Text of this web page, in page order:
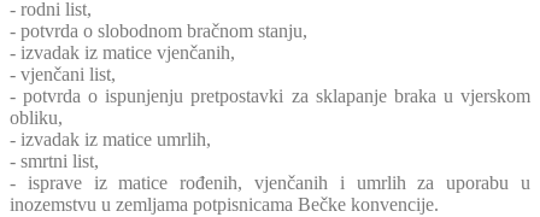
- rodni list,
- potvrda o slobodnom bračnom stanju,
- izvadak iz matice vjenčanih,
- vjenčani list,
- potvrda o ispunjenju pretpostavki za sklapanje braka u vjerskom
obliku,
- izvadak iz matice umrlih,
- smrtni list,
- isprave iz matice rođenih, vjenčanih i umrlih za uporabu u
inozemstvu u zemljama potpisnicama Bečke konvencije.